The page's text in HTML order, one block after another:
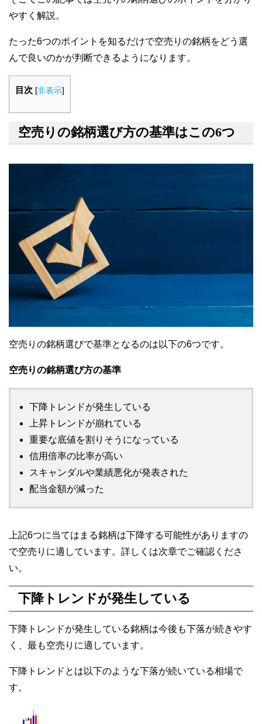
やすく解説。
たった6つのポイントを知るだけで空売りの銘柄をどう選
んで良いのかが判断できるようになります。
目次 [非表示]
空売りの銘柄選び方の基準はこの6つ
空売りの銘柄選びで基準となるのは以下の6つです。
空売りの銘柄選び方の基準
下降トレンドが発生している
上昇トレンドが崩れている
重要な底値を割りそうになっている
信用倍率の比率が高い
スキャンダルや業績悪化が発表された
配当金額が減った
上記6つに当てはまる銘柄は下降する可能性がありますの
で空売りに適しています。詳しくは次章でご確認くださ
い。
下降トレンドが発生している
下降トレンドが発生している銘柄は今後も下落が続きやす
く、最も空売りに適しています。
下降トレンドとは以下のような下落が続いている相場で
す。